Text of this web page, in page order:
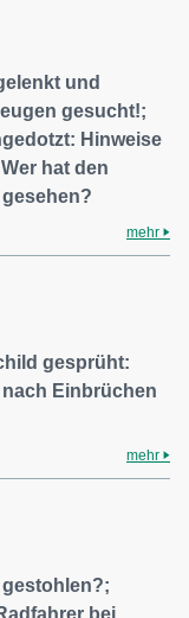
und
gesucht!;
Hinweise
hat den
mehr
gesprüht:
Einbrüchen
mehr
gestohlen?;
bei